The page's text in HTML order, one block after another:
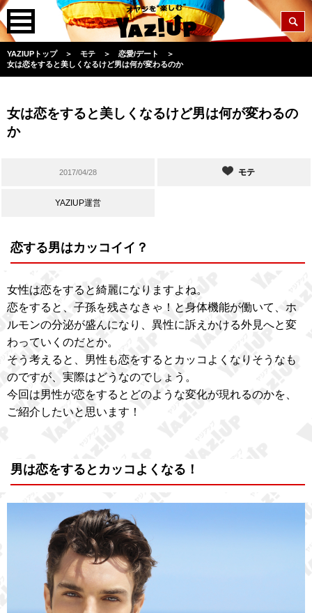
YAZIUPトップ ＞ モテ ＞ 恋愛/デート
＞
女は恋をすると美しくなるけど男は何が変わるのか
女は恋をすると美しくなるけど男は何が変わるの
か
2017/04/28 モテ
YAZIUP運営
恋する男はカッコイイ？
女性は恋をすると綺麗になりますよね。
恋をすると、子孫を残さなきゃ！と身体機能が働いて、ホ
ルモンの分泌が盛んになり、異性に訴えかける外見へと変
わっていくのだとか。
そう考えると、男性も恋をするとカッコよくなりそうなも
のですが、実際はどうなのでしょう。
今回は男性が恋をするとどのような変化が現れるのかを、
ご紹介したいと思います！
男は恋をするとカッコよくなる！